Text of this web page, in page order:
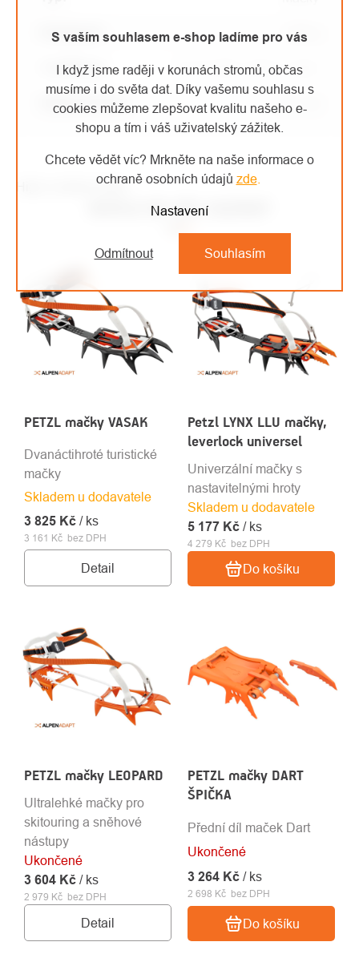
S vaším souhlasem e-shop ladíme pro vás
I když jsme raději v korunách stromů, občas
musíme i do světa dat. Díky vašemu souhlasu s
cookies můžeme zlepšovat kvalitu našeho e-
shopu a tím i váš uživatelský zážitek.
Chcete vědět víc? Mrkněte na naše informace o
ochraně osobních údajů zde.
Nastavení
Odmítnout Souhlasím
Hmotnost : 740 g
Certifikace: CE EN 893, UKCA, UIAA
Velikost obuvi: 36 - 45
High-contrast mode
MOHLO BY VÁS ZAJÍMAT
PETZL mačky VASAK
Skladem u dodavatele
3 161 Kč bez DPH
3 825 Kč / ks
Detail
Dvanáctihroté turistické
mačky
Petzl LYNX LLU mačky,
leverlock universel
Skladem u dodavatele
4 279 Kč bez DPH
5 177 Kč / ks
Do košíku
Univerzální mačky s
nastavitelnými hroty
PETZL mačky LEOPARD
Ukončené
2 979 Kč bez DPH
3 604 Kč / ks
Detail
Ultralehké mačky pro
skitouring a sněhové
nástupy
PETZL mačky DART
ŠPIČKA
Ukončené
2 698 Kč bez DPH
3 264 Kč / ks
Do košíku
Přední díl maček Dart